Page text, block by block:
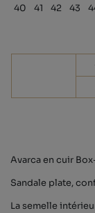
40 41 42 43
Avarca en cuir
Sandale plate,
La semelle